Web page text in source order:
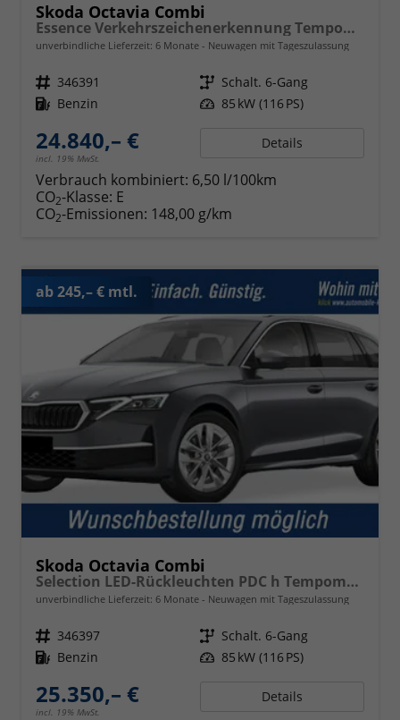
Skoda Octavia Combi
Essence Verkehrszeichenerkennung Tempomat 2-Zonen Klimaauto. LED-Scheinwerfer
unverbindliche Lieferzeit: 6 Monate Neuwagen mit Tageszulassung
Fahrzeugnr. 346391 Getriebe Schalt. 6-Gang
Kraftstoff Benzin Leistung 85 kW (116 PS)
24.840,– €
incl. 19% MwSt.
Details
Verbrauch kombiniert: 6,50 l/100km
CO2-Klasse: E
CO2-Emissionen: 148,00 g/km
ab 245,– € mtl.
Skoda Octavia Combi
Selection LED-Rückleuchten PDC h Tempomat Lane Assist 2-Zonen Klimaauto. Sitzheizung v
unverbindliche Lieferzeit: 6 Monate Neuwagen mit Tageszulassung
Fahrzeugnr. 346397 Getriebe Schalt. 6-Gang
Kraftstoff Benzin Leistung 85 kW (116 PS)
25.350,– €
incl. 19% MwSt.
Details